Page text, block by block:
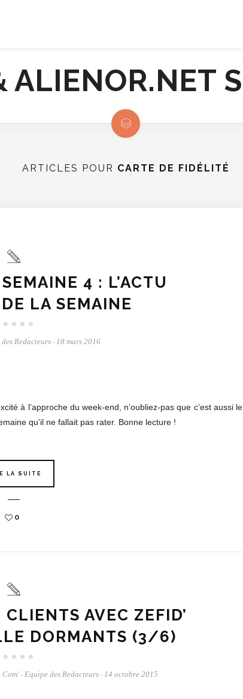
ARTICLES POUR CARTE DE FIDÉLITÉ
4 : L’ACTU
LA SEMAINE
Redacteurs - 18 mars 2016
à l’approche du week-end, n’oubliez-pas que c’est aussi le
qu’il ne fallait pas rater. Bonne lecture !
LA SUITE
0
AVEC ZEFID’
DORMANTS (3/6)
- Equipe des Redacteurs - 14 octobre 2015